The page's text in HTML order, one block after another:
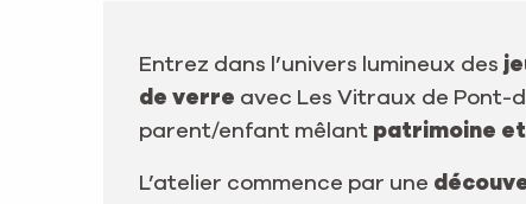
Entrez dans l’univers lumineux des
de verre avec Les Vitraux de Pont-
parent/enfant mêlant patrimoine
L’atelier commence par une